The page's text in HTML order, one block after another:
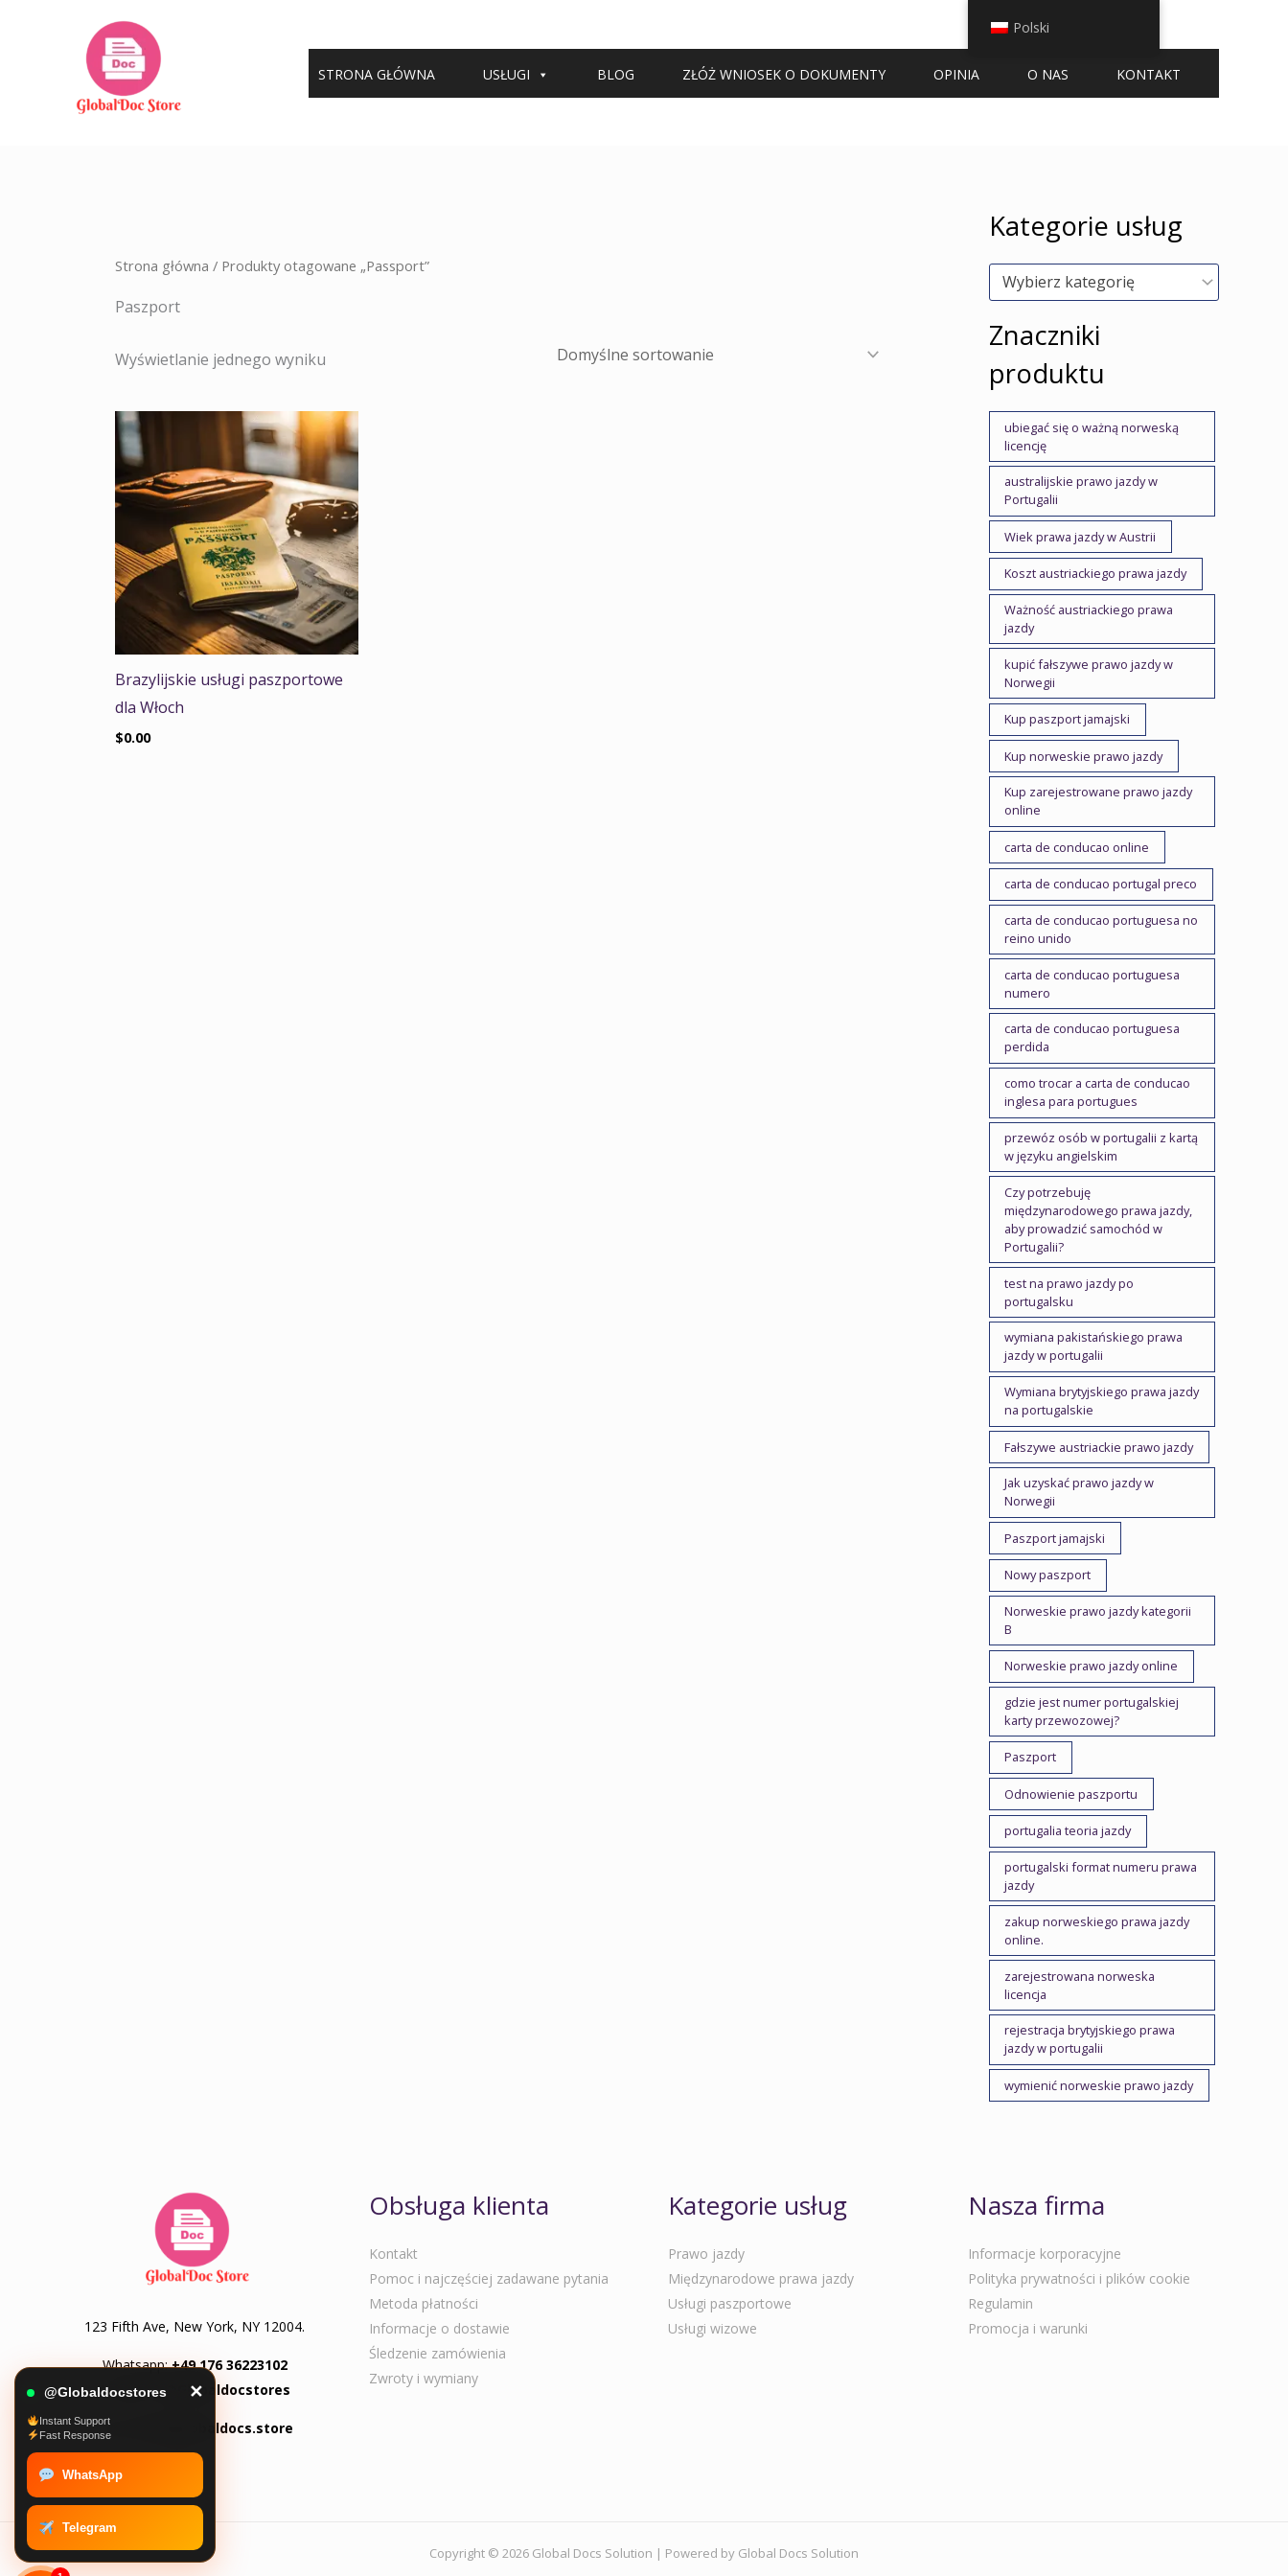
STRONA GŁÓWNA USŁUGI BLOG ZŁÓŻ WNIOSEK O DOKUMENTY OPINIA O NAS KONTAKT
Strona główna / Produkty otagowane „Passport”
Paszport
Wyświetlanie jednego wyniku
Brazylijskie usługi paszportowe
dla Włoch
$0.00
Kategorie usług
Wybierz kategorię
Znaczniki
produktu
ubiegać się o ważną norweską
licencję
australijskie prawo jazdy w
Portugalii
Wiek prawa jazdy w Austrii
Koszt austriackiego prawa jazdy
Ważność austriackiego prawa
jazdy
kupić fałszywe prawo jazdy w
Norwegii
Kup paszport jamajski
Kup norweskie prawo jazdy
Kup zarejestrowane prawo jazdy
online
carta de conducao online
carta de conducao portugal preco
carta de conducao portuguesa no
reino unido
carta de conducao portuguesa
numero
carta de conducao portuguesa
perdida
como trocar a carta de conducao
inglesa para portugues
przewóz osób w portugalii z kartą
w języku angielskim
Czy potrzebuję
międzynarodowego prawa jazdy,
aby prowadzić samochód w
Portugalii?
test na prawo jazdy po
portugalsku
wymiana pakistańskiego prawa
jazdy w portugalii
Wymiana brytyjskiego prawa jazdy
na portugalskie
Fałszywe austriackie prawo jazdy
Jak uzyskać prawo jazdy w
Norwegii
Paszport jamajski
Nowy paszport
Norweskie prawo jazdy kategorii
B
Norweskie prawo jazdy online
gdzie jest numer portugalskiej
karty przewozowej?
Paszport
Odnowienie paszportu
portugalia teoria jazdy
portugalski format numeru prawa
jazdy
zakup norweskiego prawa jazdy
online.
zarejestrowana norweska
licencja
rejestracja brytyjskiego prawa
jazdy w portugalii
wymienić norweskie prawo jazdy
123 Fifth Ave, New York, NY 12004.
Whatsapp:+49 176 36223102
Telegram:@Globaldocstores
Email: info@globaldocs.store
Obsługa klienta
Kontakt
Pomoc i najczęściej zadawane pytania
Metoda płatności
Informacje o dostawie
Śledzenie zamówienia
Zwroty i wymiany
Kategorie usług
Prawo jazdy
Międzynarodowe prawa jazdy
Usługi paszportowe
Usługi wizowe
Nasza firma
Informacje korporacyjne
Polityka prywatności i plików cookie
Regulamin
Promocja i warunki
Copyright © 2026 Global Docs Solution | Powered by Global Docs Solution
Polski
@Globaldocstores ✕
Instant Support
Fast Response
WhatsApp
Telegram